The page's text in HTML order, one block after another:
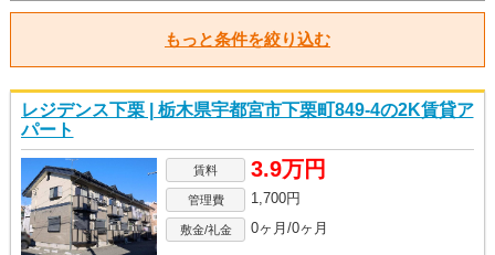
もっと条件を絞り込む
レジデンス下栗 | 栃木県宇都宮市下栗町849-4の2K賃貸ア
パート
賃料 3.9万円
管理費 1,700円
敷金/礼金 0ヶ月/0ヶ月